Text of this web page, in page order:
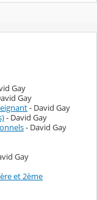
Gay
Gay
- David Gay
- David Gay
- David Gay
Gay
et 2ème